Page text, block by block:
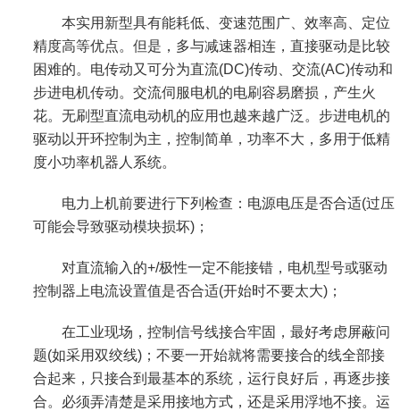
本实用新型具有能耗低、变速范围广、效率高、定位
精度高等优点。但是，多与减速器相连，直接驱动是比较
困难的。电传动又可分为直流(DC)传动、交流(AC)传动和
步进电机传动。交流伺服电机的电刷容易磨损，产生火
花。无刷型直流电动机的应用也越来越广泛。步进电机的
驱动以开环控制为主，控制简单，功率不大，多用于低精
度小功率机器人系统。
电力上机前要进行下列检查：电源电压是否合适(过压
可能会导致驱动模块损坏)；
对直流输入的+/极性一定不能接错，电机型号或驱动
控制器上电流设置值是否合适(开始时不要太大)；
在工业现场，控制信号线接合牢固，最好考虑屏蔽问
题(如采用双绞线)；不要一开始就将需要接合的线全部接
合起来，只接合到最基本的系统，运行良好后，再逐步接
合。必须弄清楚是采用接地方式，还是采用浮地不接。运